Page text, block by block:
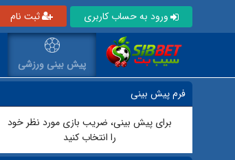
ورود به حساب کاربری ثبت نام
پیش بینی ورزشی
فرم پیش بینی
برای پیش بینی، ضریب بازی مورد نظر خود
را انتخاب کنید